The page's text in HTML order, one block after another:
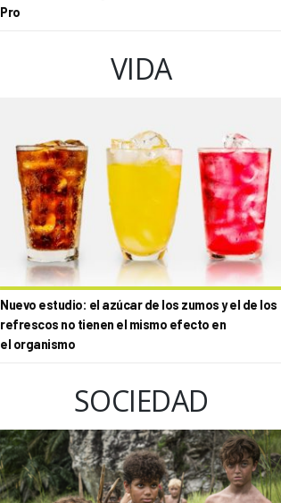
Pro
VIDA
Nuevo estudio: el azúcar de los zumos y el de los
refrescos no tienen el mismo efecto en
el organismo
SOCIEDAD